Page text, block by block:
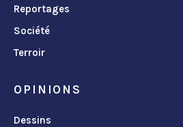
Reportages
Société
Terroir
OPINIONS
Dessins